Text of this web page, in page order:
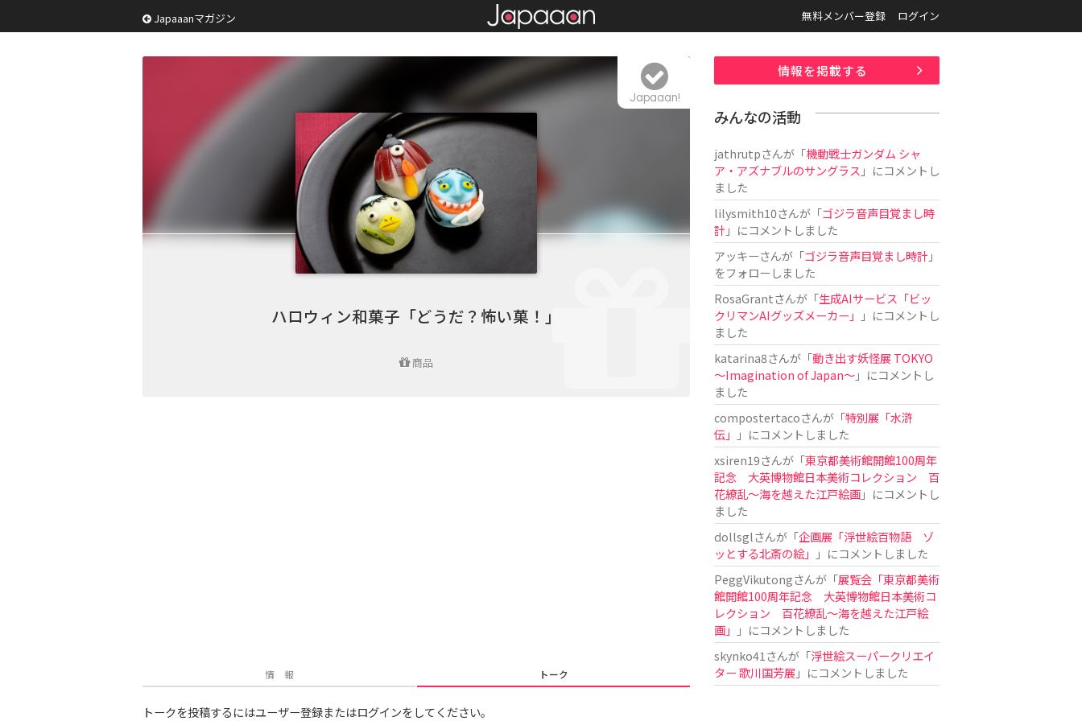
Japaaanマガジン 無料メンバー登録 ログイン
ハロウィン和菓子「どうだ？怖い菓！」
商品
Japaaan!
情 報 トーク
トークを投稿するにはユーザー登録またはログインをしてください。
情報を掲載する
みんなの活動
jathrutpさんが「機動戦士ガンダム シャ
ア・アズナブルのサングラス 」にコメントし
ました
lilysmith10さんが「ゴジラ音声目覚まし時
計」にコメントしました
アッキーさんが「ゴジラ音声目覚まし時計」
をフォローしました
RosaGrantさんが「生成AIサービス「ビッ
クリマンAIグッズメーカー」
」にコメントし
ました
katarina8さんが「動き出す妖怪展 TOKYO
〜Imagination of Japan〜」にコメントし
ました
compostertacoさんが「特別展「水滸
伝」
」にコメントしました
xsiren19さんが「東京都美術館開館100周年
記念 大英博物館日本美術コレクション 百
花繚乱～海を越えた江戸絵画」にコメントし
ました
dollsglさんが「企画展「浮世絵百物語 ゾ
ッとする北斎の絵」
」にコメントしました
PeggVikutongさんが「展覧会「東京都美術
館開館100周年記念 大英博物館日本美術コ
レクション 百花繚乱〜海を越えた江戸絵
画」
」にコメントしました
skynko41 さんが「浮世絵スーパークリエイ
ター 歌川国芳展 」にコメントしました